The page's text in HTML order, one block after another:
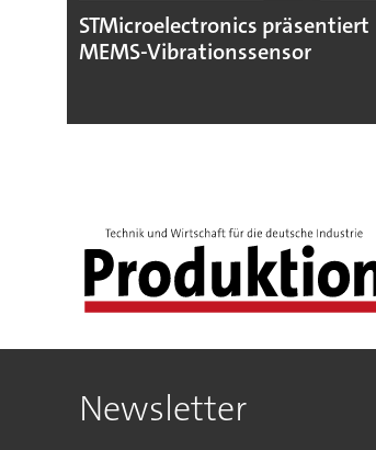
STMicroelectronics präsentiert
MEMS-Vibrationssensor
Newsletter